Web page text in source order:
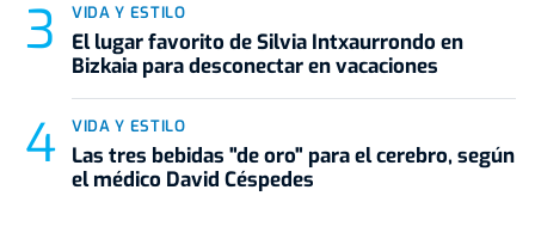
VIDA Y ESTILO
El lugar favorito de Silvia Intxaurrondo en
Bizkaia para desconectar en vacaciones
VIDA Y ESTILO
Las tres bebidas "de oro" para el cerebro, según
el médico David Céspedes